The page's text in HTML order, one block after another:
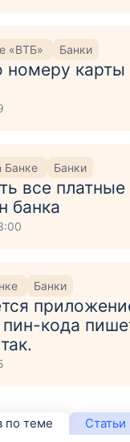
«ВТБ» Банки
номеру
Банке Банки
все
банка
Банки
кода
по теме